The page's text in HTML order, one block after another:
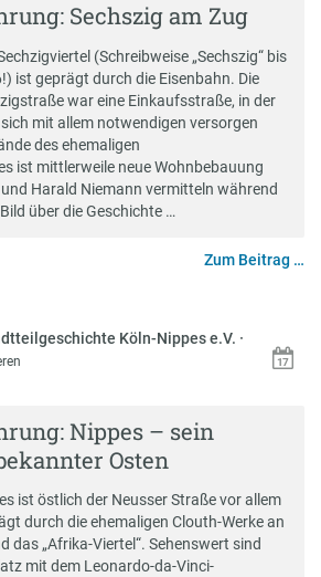
Sechszig am Zug
(Schreibweise „Sechszig“ bis
ist geprägt durch die Eisenbahn. Die
war eine Einkaufsstraße, in der
mit allem notwendigen versorgen
des ehemaligen
ist mittlerweile neue Wohnbebauung
Harald Niemann vermitteln während
über die Geschichte …
Zum Beitrag …
Köln-Nippes e.V. ·
Nippes – sein
Osten
ist östlich der Neusser Straße vor allem
durch die ehemaligen Clouth-Werke an
das „Afrika-Viertel“. Sehenswert sind
mit dem Leonardo-da-Vinci-